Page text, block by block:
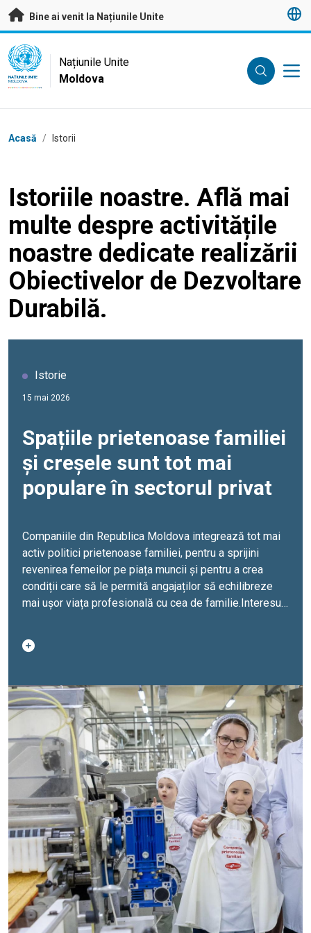
A trece la conținutul principal
Bine ai venit la Națiunile Unite
UN Logo
NAȚIUNILE UNITE
MOLDOVA
Națiunile Unite
Moldova
Breadcrumb
Acasă / Istorii
Istoriile noastre. Află mai
multe despre activitățile
noastre dedicate realizării
Obiectivelor de Dezvoltare
Durabilă.
Istorie
15 mai 2026
Spațiile prietenoase familiei
și creșele sunt tot mai
populare în sectorul privat
Companiile din Republica Moldova integrează tot mai
activ politici prietenoase familiei, pentru a sprijini
revenirea femeilor pe piața muncii și pentru a crea
condiții care să le permită angajaților să echilibreze
mai ușor viața profesională cu cea de familie.Interesul
familiilor și angajaților — inclusiv creșe la locul de
muncă și programe flexibile de lucru — vine în
pe piața muncii și de a asigura retenția
personalului.Acesta este și cazul companiei Bucuria
S.A., care se alătură inițiativei promovate de UNFPA în
Moldova, în parteneriat cu Ministerul Muncii și
Protecției Sociale și Camera de Comerț și Industrie a
Republicii Moldova, pentru dezvoltarea politicilor
prietenoase familiei la locul de muncă. „Bucuria” este
una dintre cele 25 de companii private din Republica
Moldova care își propun ca, în următorii doi ani, să
adopte politici de muncă prietenoase familiei, inclusiv
prin dezvoltarea unei mini-creșe pentru copiii cu vârste
între 0 și 3 ani și a unui grup de suport psiho-emoțional
pentru angajați.Cu ocazia Zilei Internaționale a Familiei,
UNFPA și Bucuria au marcat simbolic acest parteneriat
printr-un eveniment organizat la sediul companiei, care